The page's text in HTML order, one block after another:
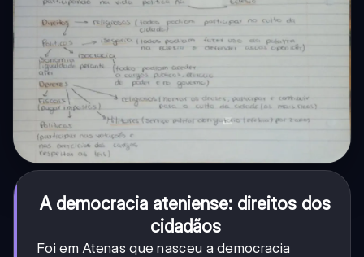
A democracia ateniense: direitos dos
cidadãos
Foi em Atenas que nasceu a democracia